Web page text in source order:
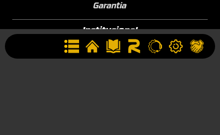
Garantia
Institucional
Conheça a ROTTA